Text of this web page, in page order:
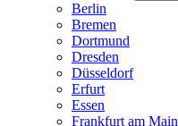
Berlin
Bremen
Dortmund
Dresden
Düsseldorf
Erfurt
Essen
Frankfurt am Main